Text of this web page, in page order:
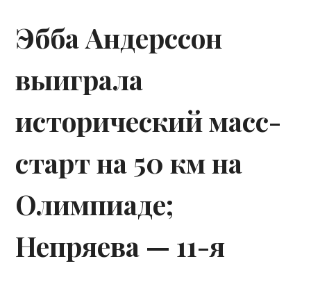
Эбба Андерссон
выиграла
исторический масс-
старт на 50 км на
Олимпиаде;
Непряева — 11-я